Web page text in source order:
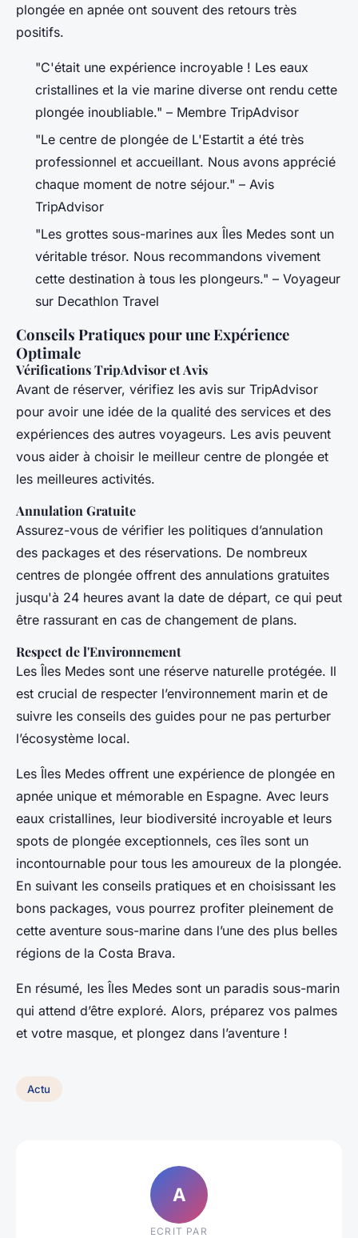
plongée en apnée ont souvent des retours très
positifs.
"C'était une expérience incroyable ! Les eaux
cristallines et la vie marine diverse ont rendu cette
plongée inoubliable." – Membre TripAdvisor
"Le centre de plongée de L'Estartit a été très
professionnel et accueillant. Nous avons apprécié
chaque moment de notre séjour." – Avis
TripAdvisor
"Les grottes sous-marines aux Îles Medes sont un
véritable trésor. Nous recommandons vivement
cette destination à tous les plongeurs." – Voyageur
sur Decathlon Travel
Conseils Pratiques pour une Expérience
Optimale
Vérifications TripAdvisor et Avis
Avant de réserver, vérifiez les avis sur TripAdvisor
pour avoir une idée de la qualité des services et des
expériences des autres voyageurs. Les avis peuvent
vous aider à choisir le meilleur centre de plongée et
les meilleures activités.
Annulation Gratuite
Assurez-vous de vérifier les politiques d’annulation
des packages et des réservations. De nombreux
centres de plongée offrent des annulations gratuites
jusqu'à 24 heures avant la date de départ, ce qui peut
être rassurant en cas de changement de plans.
Respect de l'Environnement
Les Îles Medes sont une réserve naturelle protégée. Il
est crucial de respecter l’environnement marin et de
suivre les conseils des guides pour ne pas perturber
l’écosystème local.
Les Îles Medes offrent une expérience de plongée en
apnée unique et mémorable en Espagne. Avec leurs
eaux cristallines, leur biodiversité incroyable et leurs
spots de plongée exceptionnels, ces îles sont un
incontournable pour tous les amoureux de la plongée.
En suivant les conseils pratiques et en choisissant les
bons packages, vous pourrez profiter pleinement de
cette aventure sous-marine dans l’une des plus belles
régions de la Costa Brava.
En résumé, les Îles Medes sont un paradis sous-marin
qui attend d’être exploré. Alors, préparez vos palmes
et votre masque, et plongez dans l’aventure !
Actu
A
ECRIT PAR